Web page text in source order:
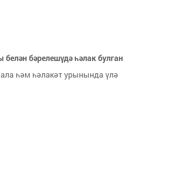
бәрелешүдә һәлак булган
һәм һәлакәт урынында үлә